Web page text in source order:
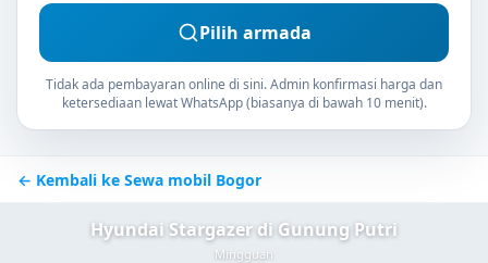
Pilih armada
Tidak ada pembayaran online di sini. Admin konfirmasi harga dan
ketersediaan lewat WhatsApp (biasanya di bawah 10 menit).
← Kembali ke Sewa mobil Bogor
Hyundai Stargazer di Gunung Putri
Mingguan